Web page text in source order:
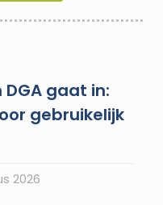
DGA gaat in:
gebruikelijk
2026